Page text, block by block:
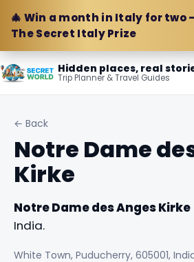
🎄 Win a month in Italy for two
The Secret Italy Prize
Hidden places, real
Trip Planner & Travel Guides
← Back
Notre Dame
Kirke
Notre Dame des Anges Kirke
India.
White Town, Puducherry, 605001,